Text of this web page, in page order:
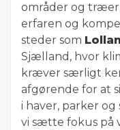
områder og
erfaren og
steder som
Sjælland, hvor
kræver særligt
afgørende for at
i haver, parker og
vi sætte fokus på